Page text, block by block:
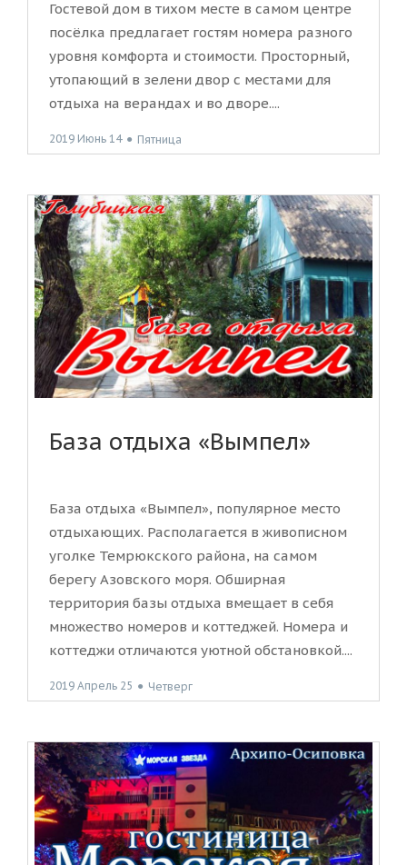
Гостевой дом в тихом месте в самом центре
посёлка предлагает гостям номера разного
уровня комфорта и стоимости. Просторный,
утопающий в зелени двор с местами для
отдыха на верандах и во дворе....
2019 Июнь 14 ● Пятница
База отдыха «Вымпел»
База отдыха «Вымпел», популярное место
отдыхающих. Располагается в живописном
уголке Темрюкского района, на самом
берегу Азовского моря. Обширная
территория базы отдыха вмещает в себя
множество номеров и коттеджей. Номера и
коттеджи отличаются уютной обстановкой....
2019 Апрель 25 ● Четверг